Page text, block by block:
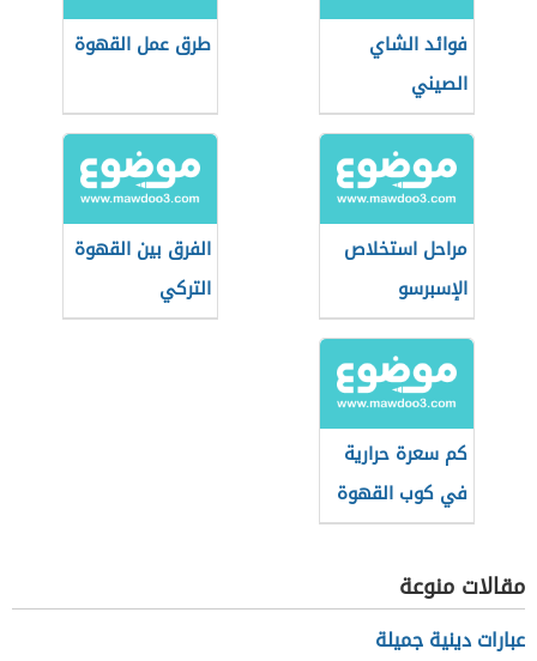
فوائد الشاي
الصيني
طرق عمل القهوة
مراحل استخلاص
الإسبرسو
الفرق بين القهوة
التركي
والإسبريسو
كم سعرة حرارية
في كوب القهوة
سريعة التحضير
مقالات منوعة
عبارات دينية جميلة